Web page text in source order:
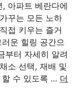
아파트 베란다에
꾸는 모든 노하
접 키우는 즐거
운 힐링 공간으
부터 자세히 알려
소 선택, 재배 및
할 수 있도록 … 더